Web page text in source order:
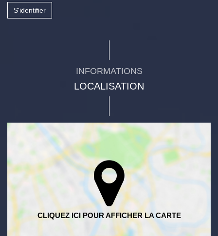
S'identifier
INFORMATIONS
LOCALISATION